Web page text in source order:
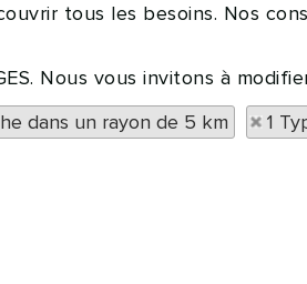
tous les besoins. Nos
Nous vous invitons à
dans un rayon de 5 km
1